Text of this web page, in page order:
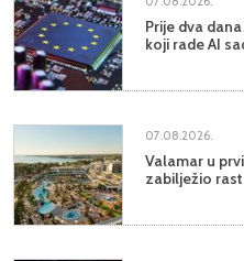
Prije dva
koji rade AI
07.08.2026.
Valamar u
zabilježio